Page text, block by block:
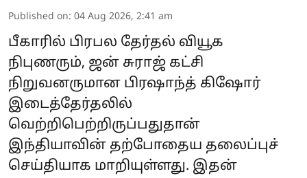
Published on: 04 Aug 2026, 2:41 am
பீகாரில் பிரபல தேர்தல் வியூக
நிபுணரும், ஜன் சுராஜ் கட்சி
நிறுவனருமான பிரஷாந்த் கிஷோர்
இடைத்தேர்தலில்
வெற்றிபெற்றிருப்பதுதான்
இந்தியாவின் தற்போதைய தலைப்புச்
செய்தியாக மாறியுள்ளது. இதன்